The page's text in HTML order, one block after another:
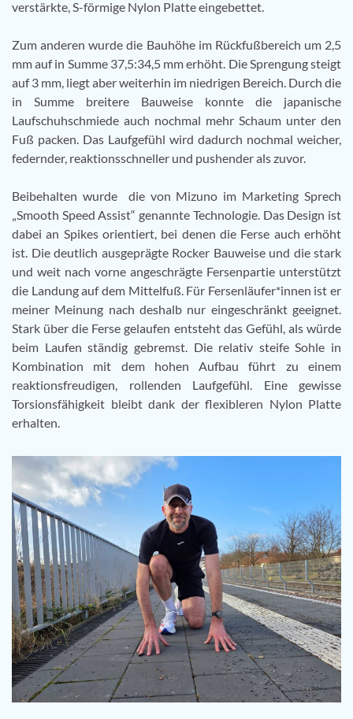
verstärkte, S-förmige Nylon Platte eingebettet.
Zum anderen wurde die Bauhöhe im Rückfußbereich um 2,5
mm auf in Summe 37,5:34,5 mm erhöht. Die Sprengung steigt
auf 3 mm, liegt aber weiterhin im niedrigen Bereich. Durch die
in Summe breitere Bauweise konnte die japanische
Laufschuhschmiede auch nochmal mehr Schaum unter den
Fuß packen. Das Laufgefühl wird dadurch nochmal weicher,
federnder, reaktionsschneller und pushender als zuvor.
Beibehalten wurde die von Mizuno im Marketing Sprech
„Smooth Speed Assist“ genannte Technologie. Das Design ist
dabei an Spikes orientiert, bei denen die Ferse auch erhöht
ist. Die deutlich ausgeprägte Rocker Bauweise und die stark
und weit nach vorne angeschrägte Fersenpartie unterstützt
die Landung auf dem Mittelfuß. Für Fersenläufer*innen ist er
meiner Meinung nach deshalb nur eingeschränkt geeignet.
Stark über die Ferse gelaufen entsteht das Gefühl, als würde
beim Laufen ständig gebremst. Die relativ steife Sohle in
Kombination mit dem hohen Aufbau führt zu einem
reaktionsfreudigen, rollenden Laufgefühl. Eine gewisse
Torsionsfähigkeit bleibt dank der flexibleren Nylon Platte
erhalten.